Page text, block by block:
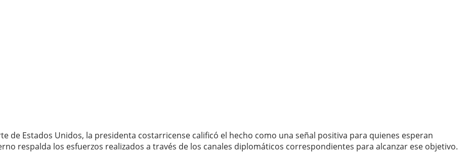
de Estados Unidos, la presidenta costarricense calificó el hecho como una señal positiva para quienes esperan
respalda los esfuerzos realizados a través de los canales diplomáticos correspondientes para alcanzar ese objetivo.